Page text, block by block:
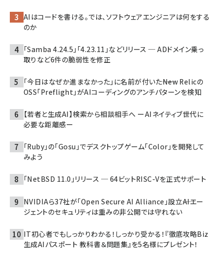
AIはコードを書ける。では、ソフトウェアエンジニアは何をする
のか
「Samba 4.24.5」「4.23.11」などリリース ─ ADドメイン乗っ
取りなど6件の脆弱性を修正
「今日はなぜか進まなかった」に名前が付いた――New Relicの
OSS「Preflight」がAIコーディングのアンチパターンを検知
【若者と生成AI】検索から相談相手へ ーAIネイティブ世代に
必要な距離感ー
「Ruby」の「Gosu」でデスクトップゲーム「Color」を開発して
みよう
「NetBSD 11.0」リリース ─ 64ビットRISC-Vを正式サポート
NVIDIAら37社が「Open Secure AI Alliance」設立――AIエー
ジェントのセキュリティは重みの非公開では守れない
IT初心者でもしっかりわかる！しっかり受かる！『徹底攻略Biz
生成AIパスポート 教科書＆問題集』を5名様にプレゼント！